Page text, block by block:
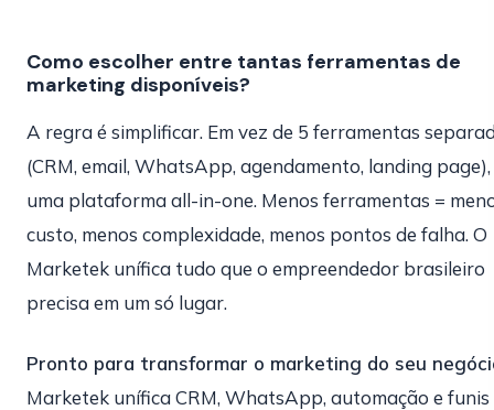
Como escolher entre tantas ferramentas de
marketing disponíveis?
A regra é simplificar. Em vez de 5 ferramentas
(CRM, email, WhatsApp, agendamento, landing page),
uma plataforma all-in-one. Menos ferramentas =
custo, menos complexidade, menos pontos de falha. O
Marketek unífica tudo que o empreendedor brasileiro
precisa em um só lugar.
Pronto para transformar o marketing do seu
Marketek unífica CRM, WhatsApp, automação e funis